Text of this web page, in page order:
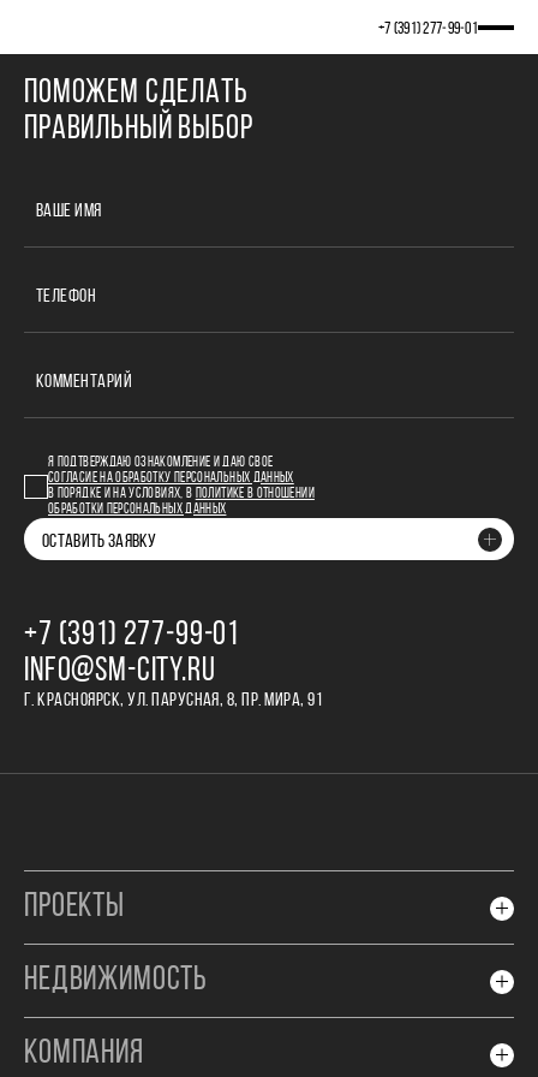
+7 (391) 277‒99‒01
ПОМОЖЕМ СДЕЛАТЬ
ПРАВИЛЬНЫЙ ВЫБОР
ВАШЕ ИМЯ
ТЕЛЕФОН
КОММЕНТАРИЙ
Я ПОДТВЕРЖДАЮ ОЗНАКОМЛЕНИЕ И ДАЮ СВОЕ
СОГЛАСИЕ НА ОБРАБОТКУ ПЕРСОНАЛЬНЫХ ДАННЫХ
В ПОРЯДКЕ И НА УСЛОВИЯХ, В
ПОЛИТИКЕ В ОТНОШЕНИИ
ОБРАБОТКИ ПЕРСОНАЛЬНЫХ ДАННЫХ
ОСТАВИТЬ ЗАЯВКУ
+7 (391) 277‒99‒01
INFO@SM-CITY.RU
Г. КРАСНОЯРСК, УЛ. ПАРУСНАЯ, 8, ПР. МИРА, 91
ПРОЕКТЫ
НЕДВИЖИМОСТЬ
КОМПАНИЯ